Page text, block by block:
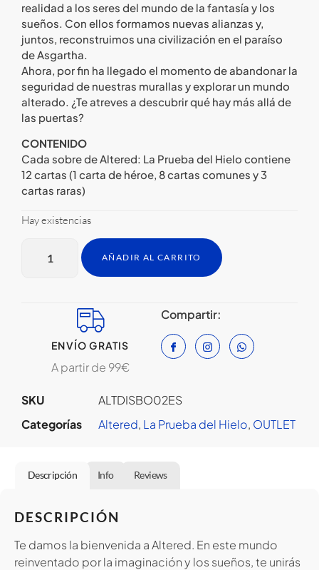
realidad a los seres del mundo de la fantasía y los
sueños. Con ellos formamos nuevas alianzas y,
juntos, reconstruimos una civilización en el paraíso
de Asgartha.
Ahora, por fin ha llegado el momento de abandonar la
seguridad de nuestras murallas y explorar un mundo
alterado. ¿Te atreves a descubrir qué hay más allá de
las puertas?
CONTENIDO
Cada sobre de Altered: La Prueba del Hielo contiene
12 cartas (1 carta de héroe, 8 cartas comunes y 3
cartas raras)
Hay existencias
AÑADIR AL CARRITO
ENVÍO GRATIS
A partir de 99€
Compartir:
SKU
ALTDISBO02ES
Categorías
Altered, La Prueba del Hielo, OUTLET
Descripción Info Reviews
DESCRIPCIÓN
Te damos la bienvenida a Altered. En este mundo
reinventado por la imaginación y los sueños, te unirás